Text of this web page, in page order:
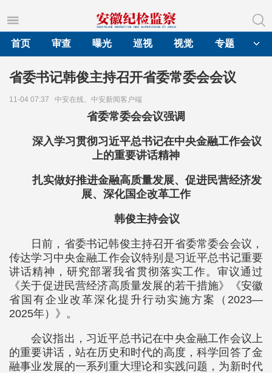
首页
审查 曝光 巡视 视觉 专题
省委书记韩俊主持召开省委常委会会议
11-04 07:37 中安在线、中安新闻客户端
省委常委会会议强调
深入学习贯彻习近平总书记在中央金融工作会议
上的重要讲话精神
扎实做好推进金融高质量发展、促进民营经济发
展、深化国企改革工作
韩俊主持会议
日前，省委书记韩俊主持召开省委常委会会议，
传达学习中央金融工作会议特别是习近平总书记重要
讲话精神，研究部署我省贯彻落实工作。审议通过
《关于促进民营经济高质量发展的若干措施》《安徽
省国有企业改革深化提升行动实施方案（2023—
2025年）》。
会议指出，习近平总书记在中央金融工作会议上
的重要讲话，站在历史和时代的高度，科学回答了金
融事业发展的一系列重大理论和实践问题，为新时代